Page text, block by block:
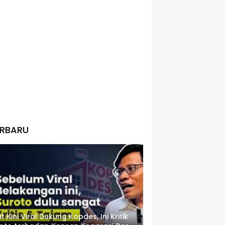
Kini Viral Dukung Kopdes, Ini Kritik